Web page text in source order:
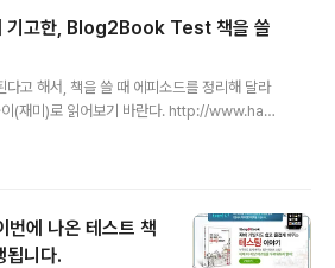
기고한, Blog2Book Test 책을 쓸
다고 해서, 책을 쓸 때 에피소드를 정리해 달라
이(재미)로 읽어보기 바란다. http://www.han
에 나온 테스트 책
됩니다.